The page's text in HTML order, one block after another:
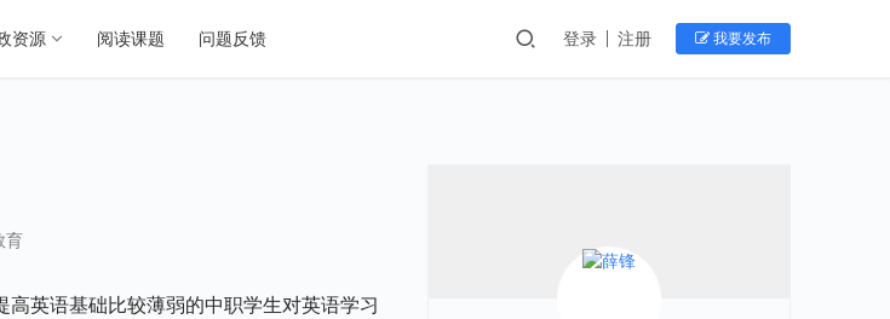
资源 阅读课题 问题反馈 登录 注册 我要发布
育
英语基础比较薄弱的中职学生对英语学习